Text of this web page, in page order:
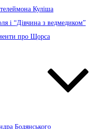
Куліша
і “Дівчина з ведмедиком”
про Щорса
Бодянського